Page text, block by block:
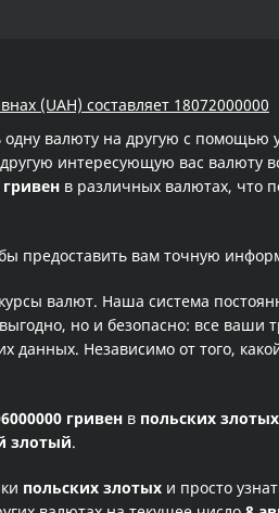
(UAH) составляет 18072000000
валюту на другую с
интересующую вас валюту
гривен в различных валютах, что
предоставить вам точную
валют. Наша система
но и безопасно: все
данных. Независимо от того,
гривен в польских злотых
злотый.
польских злотых и просто